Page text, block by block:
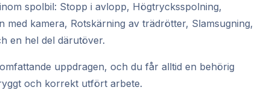
spolbil: Stopp i avlopp, Högtrycksspolning,
med kamera, Rotskärning av trädrötter, Slamsugning,
en hel del därutöver.
uppdragen, och du får alltid en behörig
och korrekt utfört arbete.